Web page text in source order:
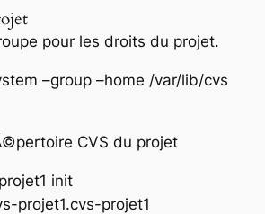
pour les droits du projet.
–group –home /var/lib/cvs
CVS du projet
init
projet1.cvs-projet1